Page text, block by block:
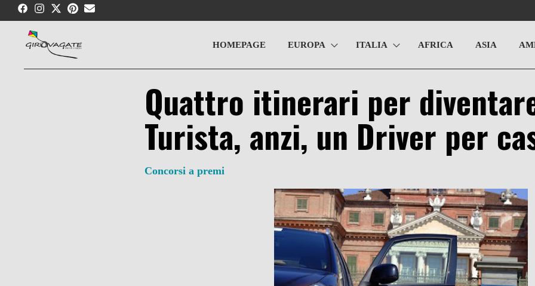
Skip
content
HOMEPAGE EUROPA ITALIA AFRICA ASIA
Quattro itinerari per
Turista, anzi, un Driver per
Concorsi a premi